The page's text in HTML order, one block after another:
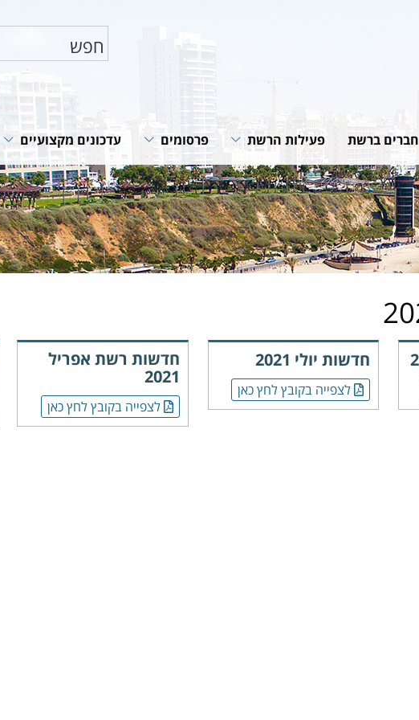
חברים ברשת פעילות הרשת
תוכניות ופעילות הרשת
שיתופי פעולה
פרסומים
חוברות הנחיה
סיכומי פעילות
מאמרים מקצועיים
חדשות רשת
עדכונים מקצועיים
חוקים, תקנות והמלצות
תוכניות לאומיות
מאמרים וכתבות
חדשות יולי 2021
לצפייה בקובץ לחץ כאן
חדשות רשת אפריל
2021
לצפייה בקובץ לחץ כאן